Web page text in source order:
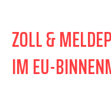
ZOLL &
IM EU-